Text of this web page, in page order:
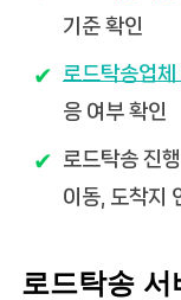
기준 확인
로드탁송업
응 여부 확인
로드탁송 진
이동, 도착지
로드탁송 서